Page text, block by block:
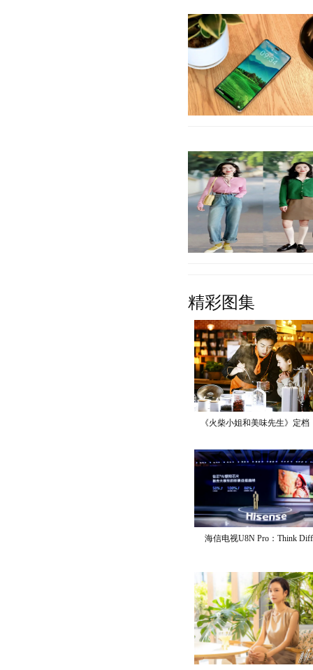
在离开华为之后，荣耀手机
TOP5，旗下产品十分丰富
元机或者中端机，【详细】
也成为女性必备单【详细】
精彩图集
《火柴小姐和美味先生》定档
海信电视U8N Pro：Think